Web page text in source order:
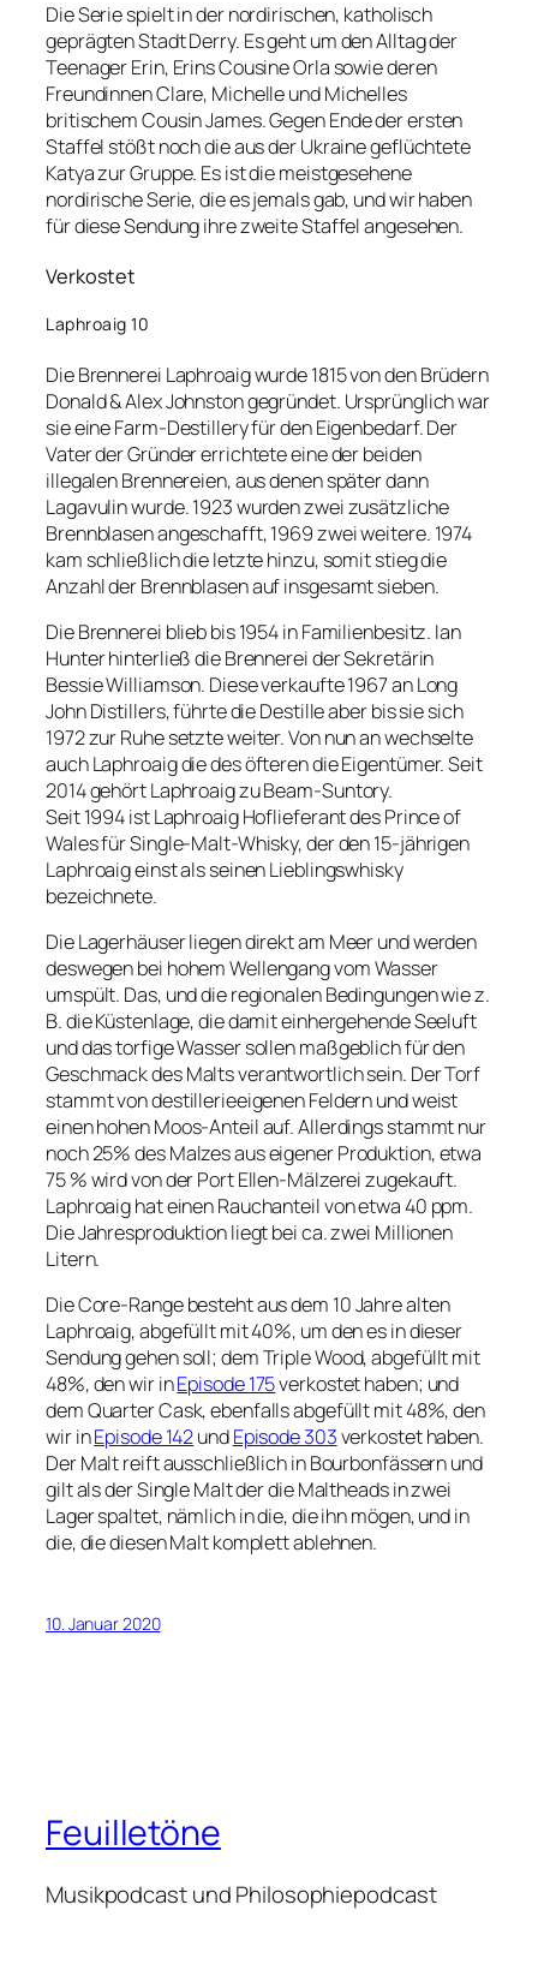
Die Serie spielt in der nordirischen, katholisch
geprägten Stadt Derry. Es geht um den Alltag der
Teenager Erin, Erins Cousine Orla sowie deren
Freundinnen Clare, Michelle und Michelles
britischem Cousin James. Gegen Ende der ersten
Staffel stößt noch die aus der Ukraine geflüchtete
Katya zur Gruppe. Es ist die meistgesehene
nordirische Serie, die es jemals gab, und wir haben
für diese Sendung ihre zweite Staffel angesehen.
Verkostet
Laphroaig 10
Die Brennerei Laphroaig wurde 1815 von den Brüdern
Donald & Alex Johnston gegründet. Ursprünglich war
sie eine Farm-Destillery für den Eigenbedarf. Der
Vater der Gründer errichtete eine der beiden
illegalen Brennereien, aus denen später dann
Lagavulin wurde. 1923 wurden zwei zusätzliche
Brennblasen angeschafft, 1969 zwei weitere. 1974
kam schließlich die letzte hinzu, somit stieg die
Anzahl der Brennblasen auf insgesamt sieben.
Die Brennerei blieb bis 1954 in Familienbesitz. Ian
Hunter hinterließ die Brennerei der Sekretärin
Bessie Williamson. Diese verkaufte 1967 an Long
John Distillers, führte die Destille aber bis sie sich
1972 zur Ruhe setzte weiter. Von nun an wechselte
auch Laphroaig die des öfteren die Eigentümer. Seit
2014 gehört Laphroaig zu Beam-Suntory.
Seit 1994 ist Laphroaig Hoflieferant des Prince of
Wales für Single-Malt-Whisky, der den 15-jährigen
Laphroaig einst als seinen Lieblingswhisky
bezeichnete.
Die Lagerhäuser liegen direkt am Meer und werden
deswegen bei hohem Wellengang vom Wasser
umspült. Das, und die regionalen Bedingungen wie z.
B. die Küstenlage, die damit einhergehende Seeluft
und das torfige Wasser sollen maßgeblich für den
Geschmack des Malts verantwortlich sein. Der Torf
stammt von destillerieeigenen Feldern und weist
einen hohen Moos-Anteil auf. Allerdings stammt nur
noch 25% des Malzes aus eigener Produktion, etwa
75 % wird von der Port Ellen-Mälzerei zugekauft.
Laphroaig hat einen Rauchanteil von etwa 40 ppm.
Die Jahresproduktion liegt bei ca. zwei Millionen
Litern.
Die Core-Range besteht aus dem 10 Jahre alten
Laphroaig, abgefüllt mit 40%, um den es in dieser
Sendung gehen soll; dem Triple Wood, abgefüllt mit
48%, den wir inEpisode 175verkostet haben; und
dem Quarter Cask, ebenfalls abgefüllt mit 48%, den
wir inEpisode 142undEpisode 303verkostet haben.
Der Malt reift ausschließlich in Bourbonfässern und
gilt als der Single Malt der die Maltheads in zwei
Lager spaltet, nämlich in die, die ihn mögen, und in
die, die diesen Malt komplett ablehnen.
10. Januar 2020
Feuilletöne
Musikpodcast und Philosophiepodcast